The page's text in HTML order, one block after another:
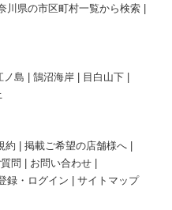
川県の市区町村一覧から検索
ノ島 鵠沼海岸
目白山下
約
掲載ご希望の店舗様へ
問
お問い合わせ
録・ログイン サイトマップ